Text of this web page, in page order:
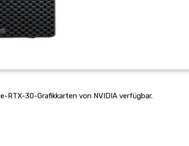
RTX-30-Grafikkarten von NVIDIA verfügbar.